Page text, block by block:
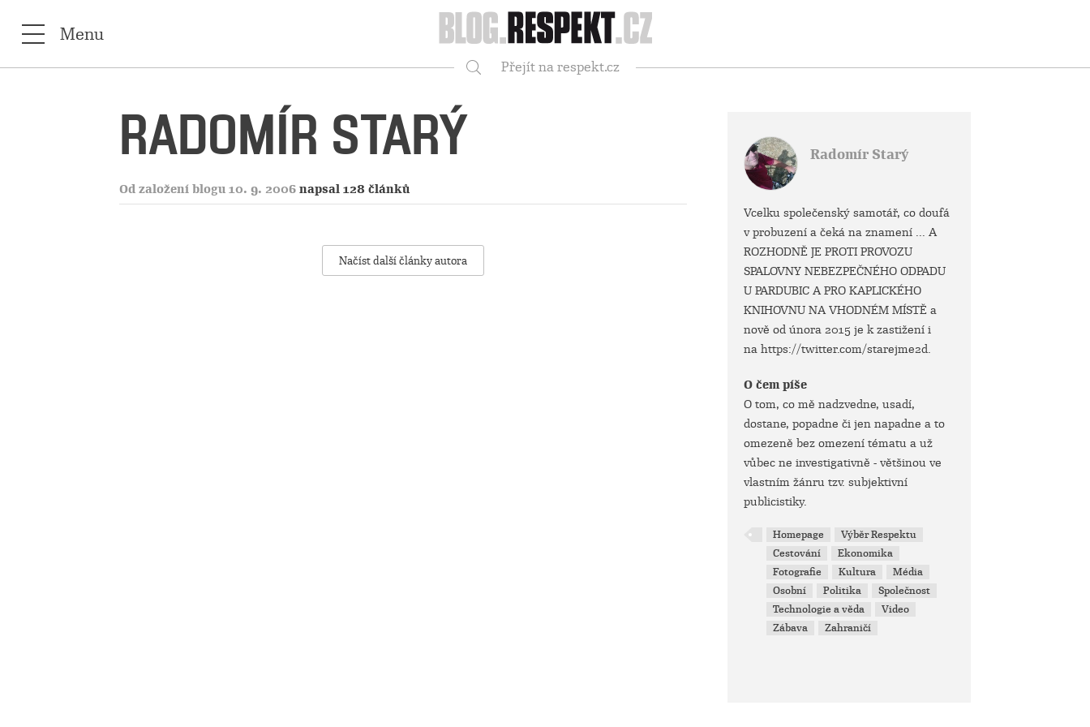
Respekt
Menu
Přejít na respekt.cz
RADOMÍR STARÝ
Od založení blogu 10. 9. 2006 napsal 128 článků
Načíst další články autora
Radomír Starý
Vcelku společenský samotář, co doufá
v probuzení a čeká na znamení ... A
ROZHODNĚ JE PROTI PROVOZU
SPALOVNY NEBEZPEČNÉHO ODPADU
U PARDUBIC A PRO KAPLICKÉHO
KNIHOVNU NA VHODNÉM MÍSTĚ a
nově od února 2015 je k zastižení i
na https://twitter.com/starejme2d.
O čem píše
O tom, co mě nadzvedne, usadí,
dostane, popadne či jen napadne a to
omezeně bez omezení tématu a už
vůbec ne investigativně - většinou ve
vlastním žánru tzv. subjektivní
publicistiky.
Homepage
Výběr Respektu
Cestování
Ekonomika
Fotografie
Kultura
Média
Osobní
Politika
Společnost
Technologie a věda
Video
Zábava
Zahraničí